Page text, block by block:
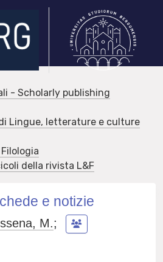
- Scholarly publishing
Lingue, letterature e culture
della rivista L&F
e notizie
M.;